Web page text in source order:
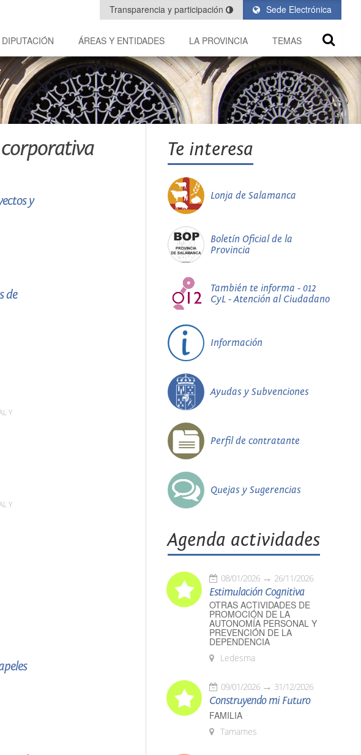
Sede Electrónica
Transparencia y participación
ÁREAS Y ENTIDADES LA PROVINCIA TEMAS
y
de
Y
Y
Te interesa
Lonja de Salamanca
Boletín Oficial de la
Provincia
También te informa - 012
CyL - Atención al Ciudadano
Información
Ayudas y Subvenciones
Perfil de contratante
Quejas y Sugerencias
Agenda actividades
08/01/2026 26/11/2026
Estimulación Cognitiva
OTRAS ACTIVIDADES DE
PROMOCIÓN DE LA
AUTONOMÍA PERSONAL Y
PREVENCIÓN DE LA
DEPENDENCIA
Ledesma
09/01/2026 31/12/2026
Construyendo mi Futuro
FAMILIA
Tamames